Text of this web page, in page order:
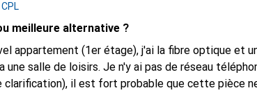
CPL
meilleure alternative ?
une salle de loisirs. Je n'y ai pas de réseau
clarification), il est fort probable que cette pièce